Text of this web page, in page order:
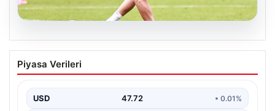
09.08.2026
Beşiktaş’ta Hradec Kralove ile Rövanş
Maçı Hazırlıkları Başladı
Avrupa Ligi 3'üncü ön eleme turunda karşılaşacağı
Hradec…
Piyasa Verileri
USD 47.72 • 0.01%